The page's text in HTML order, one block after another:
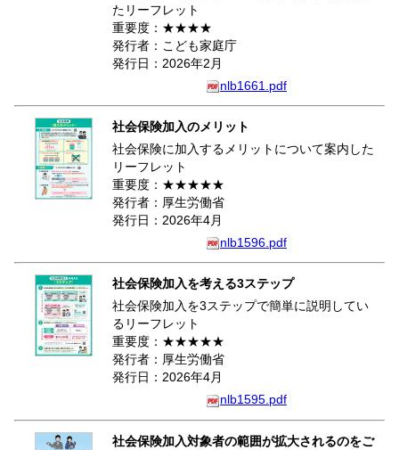
たリーフレット
重要度：★★★★
発行者：こども家庭庁
発行日：2026年2月
nlb1661.pdf
社会保険加入のメリット
社会保険に加入するメリットについて案内した
リーフレット
重要度：★★★★★
発行者：厚生労働省
発行日：2026年4月
nlb1596.pdf
社会保険加入を考える3ステップ
社会保険加入を3ステップで簡単に説明してい
るリーフレット
重要度：★★★★★
発行者：厚生労働省
発行日：2026年4月
nlb1595.pdf
社会保険加入対象者の範囲が拡大されるのをご